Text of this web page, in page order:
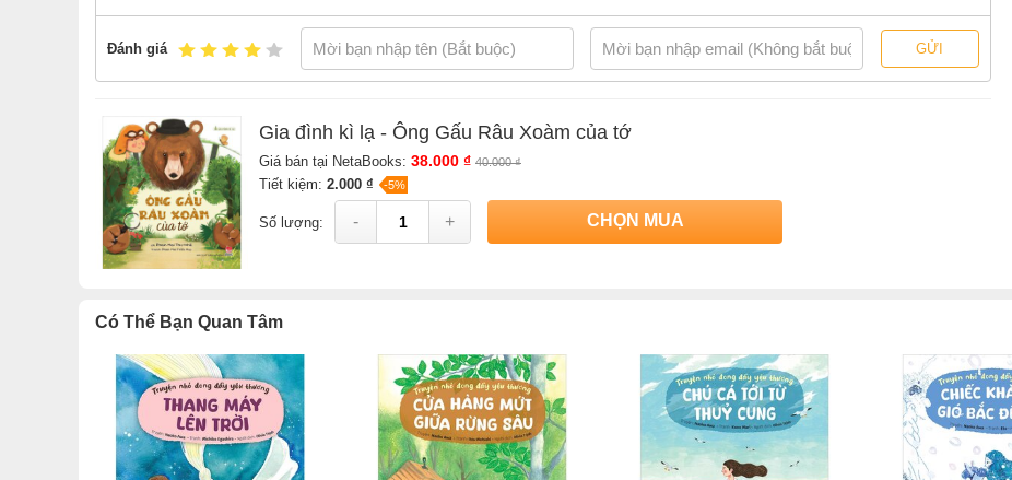
Đánh giá GỬI
Gia đình kì lạ - Ông Gấu Râu Xoàm của tớ
Giá bán tại NetaBooks: 38.000 ₫ 40.000 ₫
Tiết kiệm: 2.000 ₫ -5%
Số lượng: - + CHỌN MUA
Có Thể Bạn Quan Tâm